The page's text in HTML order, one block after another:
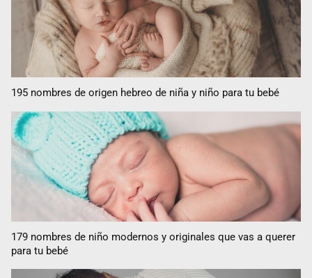
195 nombres de origen hebreo de niña y niño para tu bebé
179 nombres de niño modernos y originales que vas a querer
para tu bebé